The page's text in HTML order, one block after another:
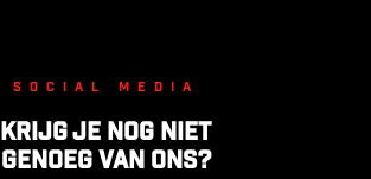
Social media
Krijg je nog niet
genoeg van ons?